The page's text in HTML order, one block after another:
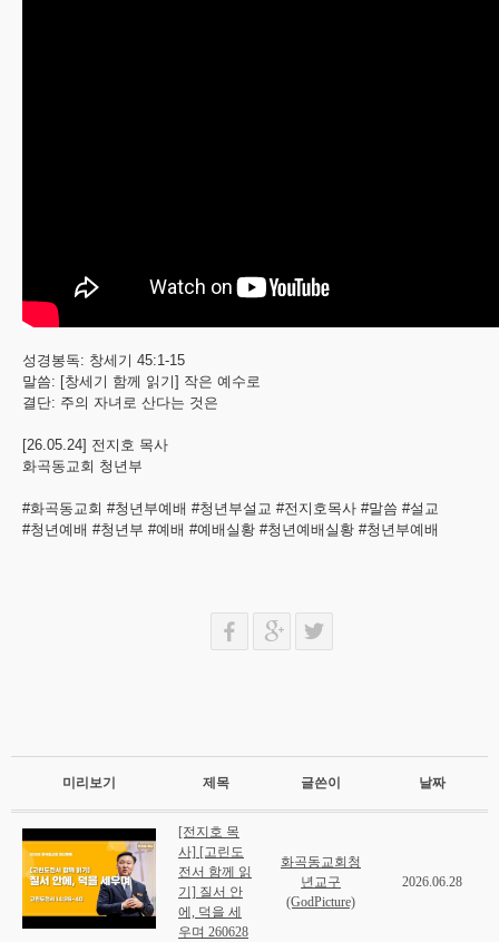
성경봉독: 창세기 45:1-15
말씀: [창세기 함께 읽기] 작은 예수로
결단: 주의 자녀로 산다는 것은
[26.05.24] 전지호 목사
화곡동교회 청년부
#화곡동교회 #청년부예배 #청년부설교 #전지호목사 #말씀 #설교
#청년예배 #청년부 #예배 #예배실황 #청년예배실황 #청년부예배
미리보기 제목 글쓴이 날짜
[전지호 목
사] [고린도
전서 함께 읽
기] 질서 안
에, 덕을 세
우며 260628
화곡동교회청
년교구
(GodPicture)
2026.06.28